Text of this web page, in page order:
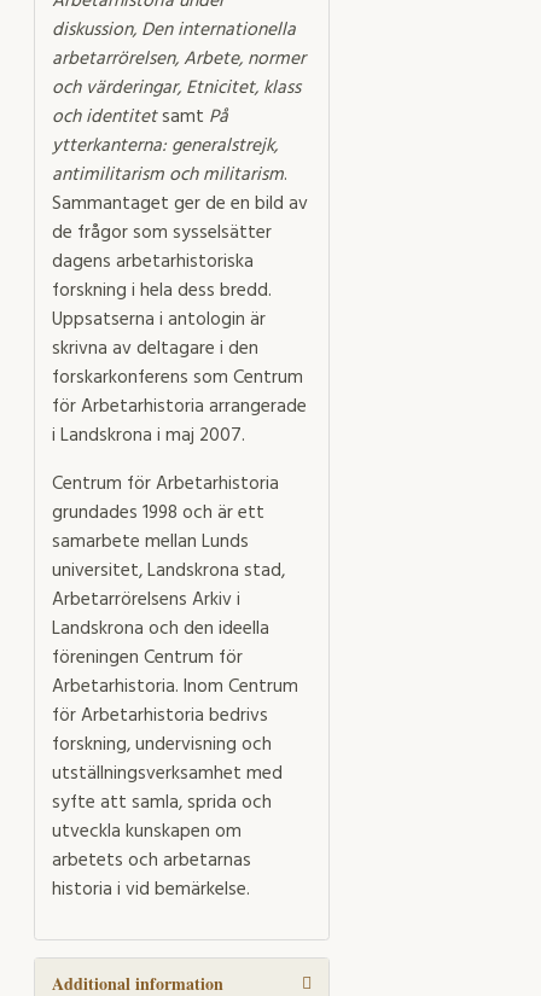
diskussion, Den internationella
arbetarrörelsen, Arbete, normer
och värderingar, Etnicitet, klass
och identitetsamt På
ytterkanterna: generalstrejk,
antimilitarism och militarism.
Sammantaget ger de en bild av
de frågor som sysselsätter
dagens arbetarhistoriska
forskning i hela dess bredd.
Uppsatserna i antologin är
skrivna av deltagare i den
forskarkonferens som Centrum
för Arbetarhistoria arrangerade
i Landskrona i maj 2007.
Centrum för Arbetarhistoria
grundades 1998 och är ett
samarbete mellan Lunds
universitet, Landskrona stad,
Arbetarrörelsens Arkiv i
Landskrona och den ideella
föreningen Centrum för
Arbetarhistoria. Inom Centrum
för Arbetarhistoria bedrivs
forskning, undervisning och
utställningsverksamhet med
syfte att samla, sprida och
utveckla kunskapen om
arbetets och arbetarnas
historia i vid bemärkelse.
Additional information